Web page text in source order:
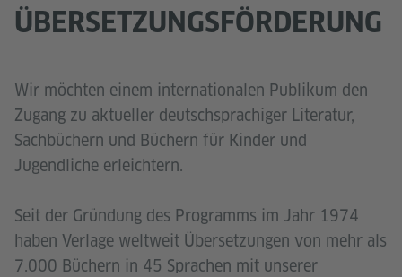
ÜBERSETZUNGS­FÖRDERUNG
Wir möchten einem internationalen Publikum den
Zugang zu aktueller deutschsprachiger Literatur,
Sachbüchern und Büchern für Kinder und
Jugendliche erleichtern.
Seit der Gründung des Programms im Jahr 1974
haben Verlage weltweit Übersetzungen von mehr als
7.000 Büchern in 45 Sprachen mit unserer